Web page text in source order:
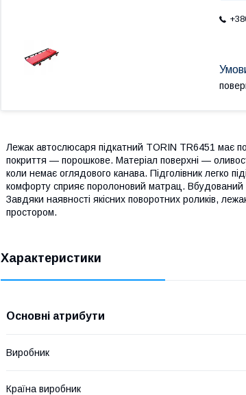
Лежак автослюсаря підкатний TORIN TR6451 має
покриття — порошкове. Матеріал поверхні —
коли немає оглядового канава. Підголівник легко
комфорту сприяє поролоновий матрац. Вбудований
Завдяки наявності якісних поворотних роликів,
простором.
Характеристики
Основні атрибути
Виробник
Країна виробник